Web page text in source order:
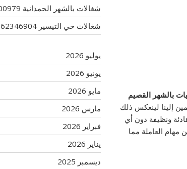
بالشهر القصيم
إلينا لينعكس ذلك
ونظيفة دون أي
مهام العاملة مما
شغالات بالشهر الحمدانية 0571400979
شغالات حي التيسير 0562346904
يوليو 2026
يونيو 2026
مايو 2026
مارس 2026
فبراير 2026
يناير 2026
ديسمبر 2025